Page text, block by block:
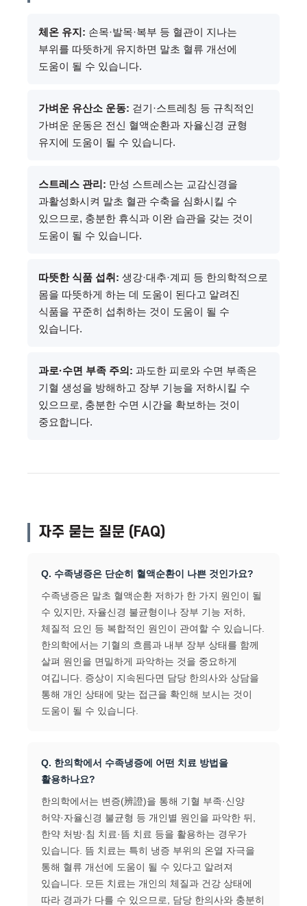
체온 유지: 손목·발목·복부 등 혈관이 지나는
부위를 따뜻하게 유지하면 말초 혈류 개선에
도움이 될 수 있습니다.
가벼운 유산소 운동: 걷기·스트레칭 등 규칙적인
가벼운 운동은 전신 혈액순환과 자율신경 균형
유지에 도움이 될 수 있습니다.
스트레스 관리: 만성 스트레스는 교감신경을
과활성화시켜 말초 혈관 수축을 심화시킬 수
있으므로, 충분한 휴식과 이완 습관을 갖는 것이
도움이 될 수 있습니다.
따뜻한 식품 섭취: 생강·대추·계피 등 한의학적으로
몸을 따뜻하게 하는 데 도움이 된다고 알려진
식품을 꾸준히 섭취하는 것이 도움이 될 수
있습니다.
과로·수면 부족 주의: 과도한 피로와 수면 부족은
기혈 생성을 방해하고 장부 기능을 저하시킬 수
있으므로, 충분한 수면 시간을 확보하는 것이
중요합니다.
자주 묻는 질문 (FAQ)
Q. 수족냉증은 단순히 혈액순환이 나쁜 것인가요?
수족냉증은 말초 혈액순환 저하가 한 가지 원인이 될
수 있지만, 자율신경 불균형이나 장부 기능 저하,
체질적 요인 등 복합적인 원인이 관여할 수 있습니다.
한의학에서는 기혈의 흐름과 내부 장부 상태를 함께
살펴 원인을 면밀하게 파악하는 것을 중요하게
여깁니다. 증상이 지속된다면 담당 한의사와 상담을
통해 개인 상태에 맞는 접근을 확인해 보시는 것이
도움이 될 수 있습니다.
Q. 한의학에서 수족냉증에 어떤 치료 방법을
활용하나요?
한의학에서는 변증(辨證)을 통해 기혈 부족·신양
허약·자율신경 불균형 등 개인별 원인을 파악한 뒤,
한약 처방·침 치료·뜸 치료 등을 활용하는 경우가
있습니다. 뜸 치료는 특히 냉증 부위의 온열 자극을
통해 혈류 개선에 도움이 될 수 있다고 알려져
있습니다. 모든 치료는 개인의 체질과 건강 상태에
따라 경과가 다를 수 있으므로, 담당 한의사와 충분히